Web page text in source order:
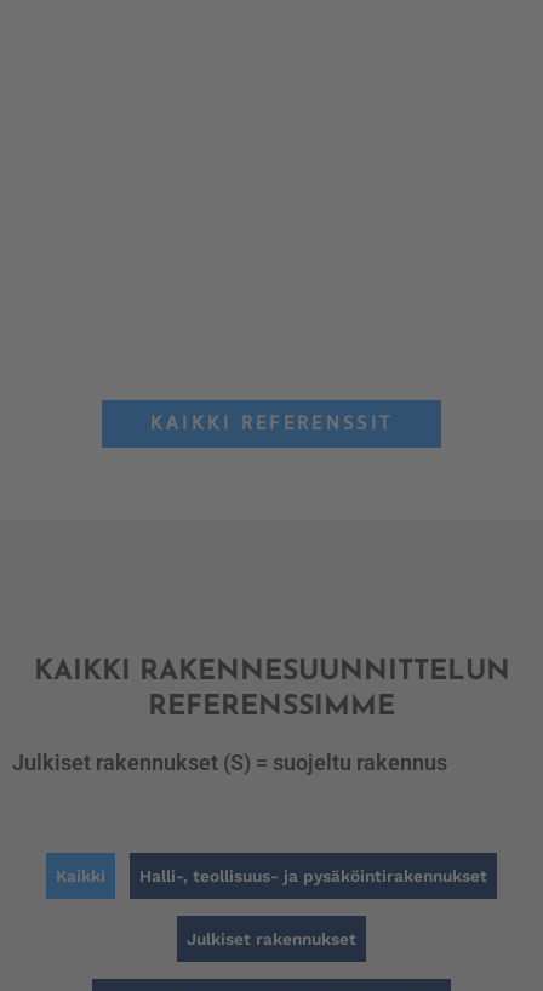
KAIKKI REFERENSSIT
KAIKKI RAKENNESUUNNITTELUN
REFERENSSIMME
Julkiset rakennukset (S) = suojeltu rakennus
Kaikki Halli-, teollisuus- ja pysäköintirakennukset
Julkiset rakennukset